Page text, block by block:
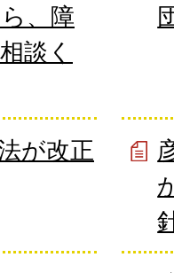
、障
談く
が改正